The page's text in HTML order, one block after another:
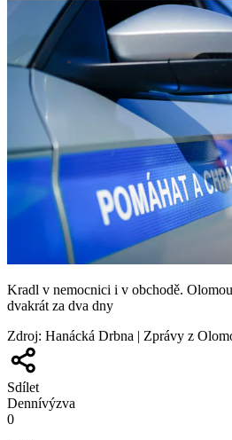
Kradl v nemocnici i v obchodě.
dvakrát za dva dny
Zdroj: Hanácká Drbna | Zprávy z
Sdílet
Dennívýzva
0